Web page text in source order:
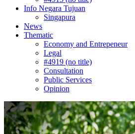
Info Negara Tujuan
Singapura
News
Thematic
Economy and Entrepeneur
Legal
#4919 (no title)
Consultation
Public Services
Opinion